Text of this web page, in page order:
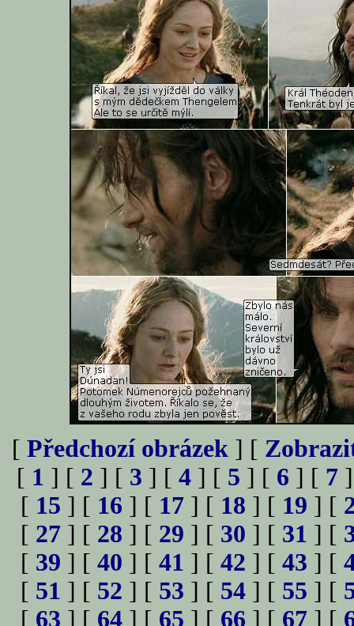
[ Předchozí obrázek ] [
[ 1 ] [ 2 ] [ 3 ] [ 4 ] [ 5 ] [ 6 ] [ 7
[ 15 ] [ 16 ] [ 17 ] [ 18 ] [ 19 ] [
[ 27 ] [ 28 ] [ 29 ] [ 30 ] [ 31 ] [
[ 39 ] [ 40 ] [ 41 ] [ 42 ] [ 43 ] [
[ 51 ] [ 52 ] [ 53 ] [ 54 ] [ 55 ] [
[ 63 ] [ 64 ] [ 65 ] [ 66 ] [ 67 ] [